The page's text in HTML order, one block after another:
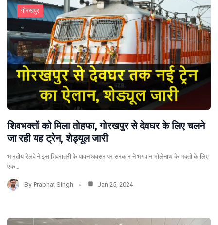
गोरखपुर
शिवभक्तों को मिला तोहफा, गोरखपुर से देवघर के लिए चलने
जा रही यह ट्रेन, शेड्यूल जारी
भारतीय रेलवे ने इस शिवरात्री के पावन अवसर पर सरकार ने भगवान भोलेनाथ के भक्तो के लिए
एक…
By Prabhat Singh Jan 25, 2024